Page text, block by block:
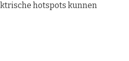
hotspots kunnen